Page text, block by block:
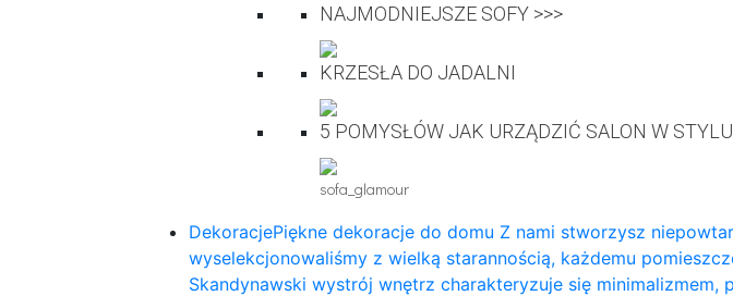
NAJMODNIEJSZE SOFY >>>
KRZESŁA DO JADALNI
5 POMYSŁÓW JAK URZĄDZIĆ SALON W
sofa_glamour
DekoracjePiękne dekoracje do domu Z nami stworzysz
wyselekcjonowaliśmy z wielką starannością, każdemu
Skandynawski wystrój wnętrz charakteryzuje się